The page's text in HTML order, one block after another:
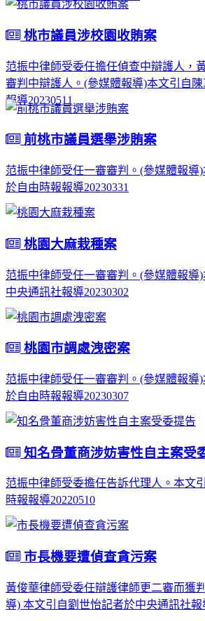
桃市議員涉校園收賄案
范振中律師受委任擔任偵查中辯護人，
審判中辯護人。(參媒體報導)本文引自
報導20230511
前桃市議員選舉涉賄案
范振中律師受任一審審判。(參媒體報導
於自由時報報導20230331
桃園大麻栽種案
范振中律師受任一審審判。(參媒體報導
中央通訊社報導20230302
桃園市調處洩密案
范振中律師受任一審審判。(參媒體報導
於自由時報報導20230307
知名骨董商涉妨害性自主案受
范振中律師受委擔任告訴代理人。本文
時報報導20220510
市長機要遭偵查貪污案
黃俊華律師受委任辯護律師更二審而獲
導) 本文引自劉世怡記者於中央通訊社報